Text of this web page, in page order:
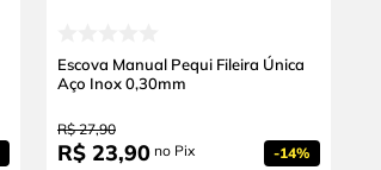
Escova Manual Pequi Fileira Única
Aço Inox 0,30mm
R$ 27,90
R$ 23,90 no Pix -14%